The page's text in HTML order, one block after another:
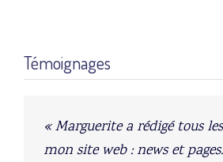
Témoignages
« Marguerite a rédigé tous
mon site web : news et